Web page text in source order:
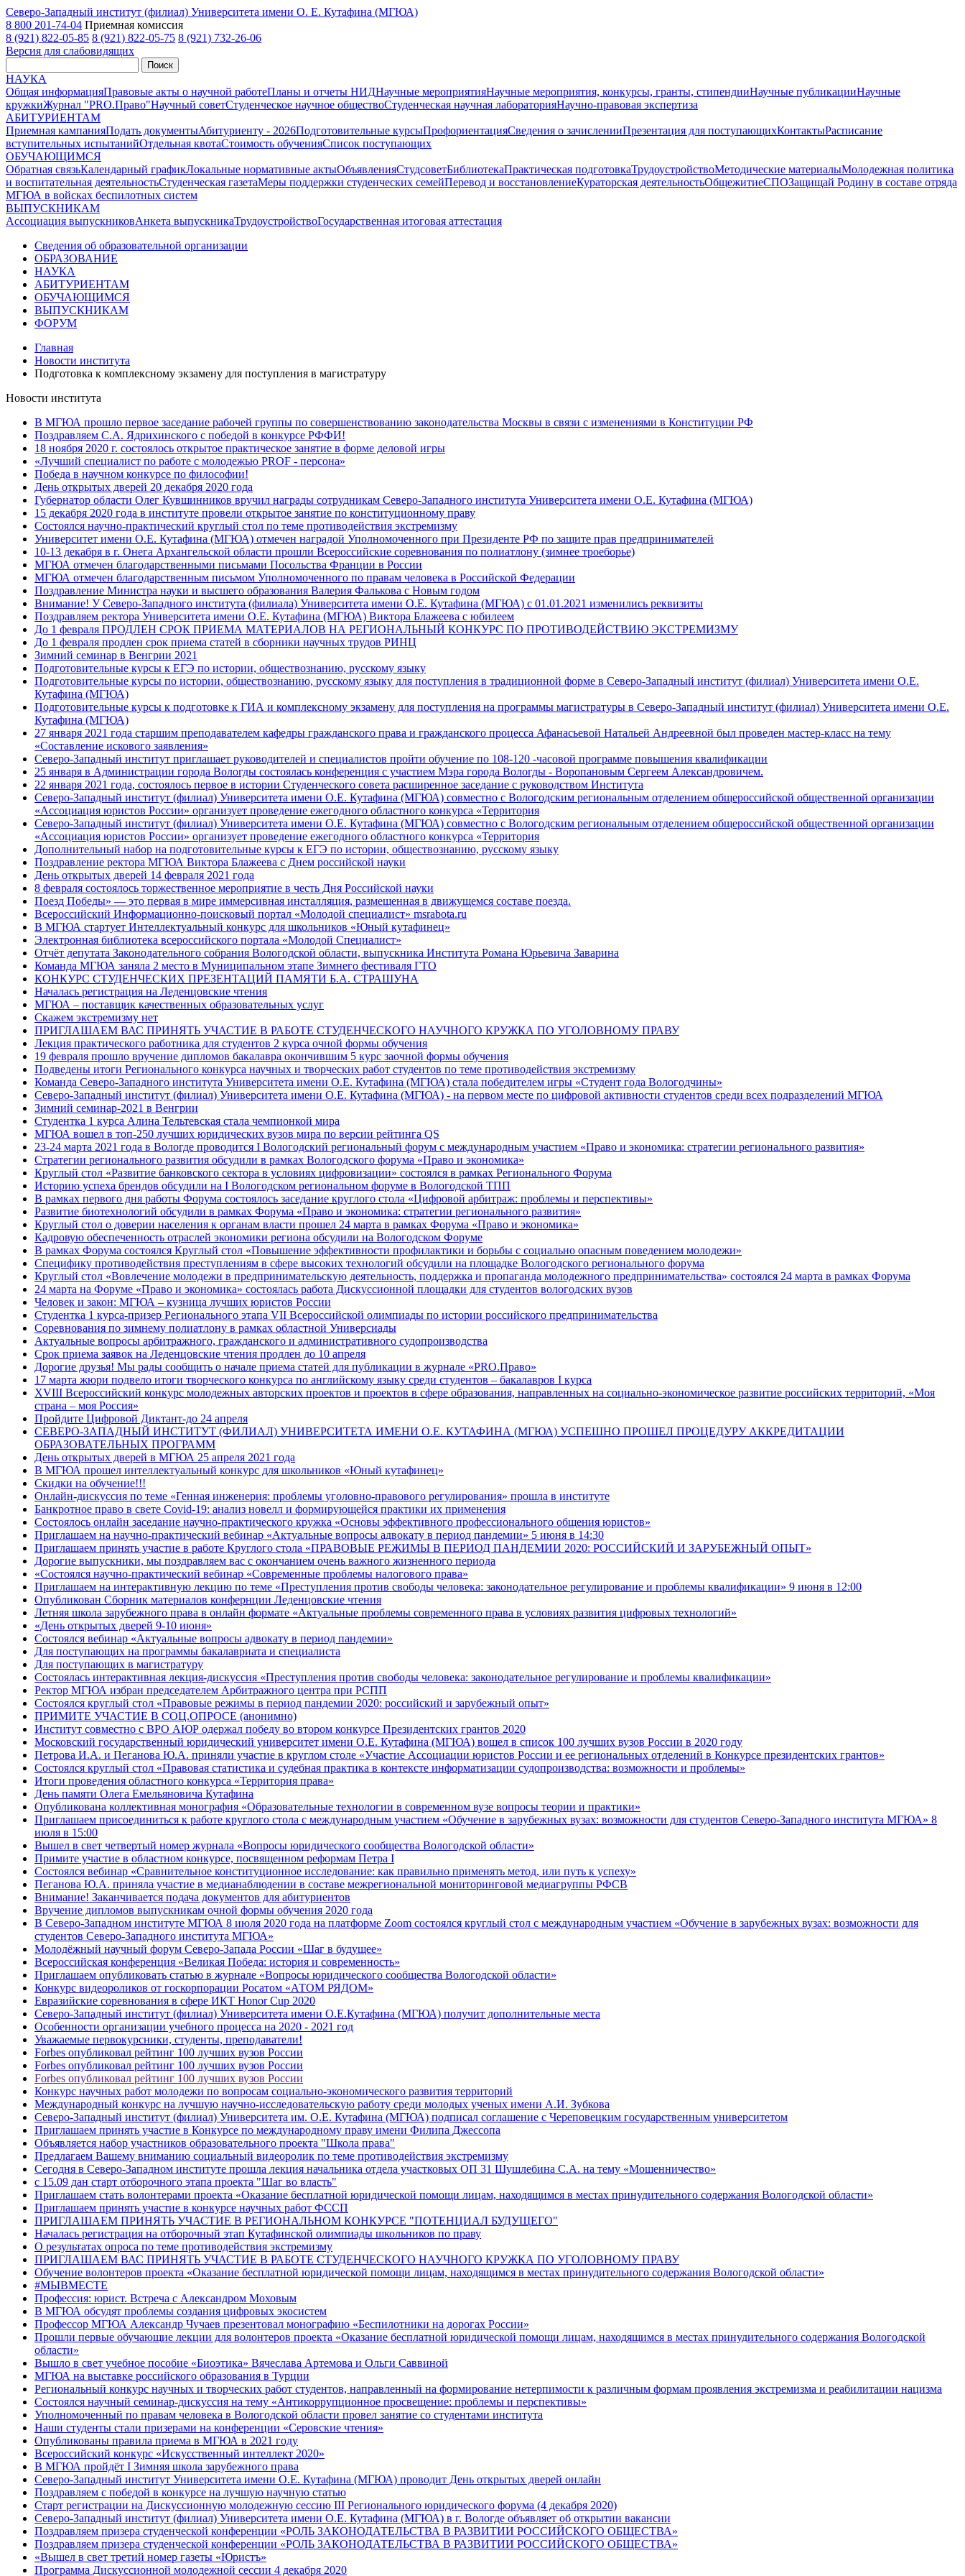
Северо-Западный институт (филиал) Университета имени О. Е. Кутафина (МГЮА)
8 800 201-74-04 Приемная комиссия
8 (921) 822-05-85 8 (921) 822-05-75 8 (921) 732-26-06
Версия для слабовидящих
Поиск
НАУКА
Общая информацияПравовые акты о научной работеПланы и отчеты НИДНаучные мероприятияНаучные мероприятия, конкурсы, гранты, стипендииНаучные публикацииНаучные
кружкиЖурнал "PRO.Право"Научный советСтуденческое научное обществоСтуденческая научная лабораторияНаучно-правовая экспертиза
АБИТУРИЕНТАМ
Приемная кампанияПодать документыАбитуриенту - 2026Подготовительные курсыПрофориентацияСведения о зачисленииПрезентация для поступающихКонтактыРасписание
вступительных испытанийОтдельная квотаСтоимость обученияCписок поступающих
ОБУЧАЮЩИМСЯ
Обратная связьКалендарный графикЛокальные нормативные актыОбъявленияСтудсоветБиблиотекаПрактическая подготовкаТрудоустройствоМетодические материалыМолодежная политика
и воспитательная деятельностьСтуденческая газетаМеры поддержки студенческих семейПеревод и восстановлениеКураторская деятельностьОбщежитиеСПОЗащищай Родину в составе отряда
МГЮА в войсках беспилотных систем
ВЫПУСКНИКАМ
Ассоциация выпускниковАнкета выпускникаТрудоустройствоГосударственная итоговая аттестация
Сведения об образовательной организации
ОБРАЗОВАНИЕ
НАУКА
АБИТУРИЕНТАМ
ОБУЧАЮЩИМСЯ
ВЫПУСКНИКАМ
ФОРУМ
Главная
Новости института
Подготовка к комплексному экзамену для поступления в магистратуру
Новости института
В МГЮА прошло первое заседание рабочей группы по совершенствованию законодательства Москвы в связи с изменениями в Конституции РФ
Поздравляем С.А. Ядрихинского с победой в конкурсе РФФИ!
18 ноября 2020 г. состоялось открытое практическое занятие в форме деловой игры
«Лучший специалист по работе с молодежью PROF - персона»
Победа в научном конкурсе по философии!
День открытых дверей 20 декабря 2020 года
Губернатор области Олег Кувшинников вручил награды сотрудникам Северо-Западного института Университета имени О.Е. Кутафина (МГЮА)
15 декабря 2020 года в институте провели открытое занятие по конституционному праву
Состоялся научно-практический круглый стол по теме противодействия экстремизму
Университет имени О.Е. Кутафина (МГЮА) отмечен наградой Уполномоченного при Президенте РФ по защите прав предпринимателей
10-13 декабря в г. Онега Архангельской области прошли Всероссийские соревнования по полиатлону (зимнее троеборье)
МГЮА отмечен благодарственными письмами Посольства Франции в России
МГЮА отмечен благодарственным письмом Уполномоченного по правам человека в Российской Федерации
Поздравление Министра науки и высшего образования Валерия Фалькова с Новым годом
Внимание! У Северо-Западного института (филиала) Университета имени О.Е. Кутафина (МГЮА) с 01.01.2021 изменились реквизиты
Поздравляем ректора Университета имени О.Е. Кутафина (МГЮА) Виктора Блажеева с юбилеем
До 1 февраля ПРОДЛЕН СРОК ПРИЕМА МАТЕРИАЛОВ НА РЕГИОНАЛЬНЫЙ КОНКУРС ПО ПРОТИВОДЕЙСТВИЮ ЭКСТРЕМИЗМУ
До 1 февраля продлен срок приема статей в сборники научных трудов РИНЦ
Зимний семинар в Венгрии 2021
Подготовительные курсы к ЕГЭ по истории, обществознанию, русскому языку
Подготовительные курсы по истории, обществознанию, русскому языку для поступления в традиционной форме в Северо-Западный институт (филиал) Университета имени О.Е.
Кутафина (МГЮА)
Подготовительные курсы к подготовке к ГИА и комплексному экзамену для поступления на программы магистратуры в Северо-Западный институт (филиал) Университета имени О.Е.
Кутафина (МГЮА)
27 января 2021 года старшим преподавателем кафедры гражданского права и гражданского процесса Афанасьевой Натальей Андреевной был проведен мастер-класс на тему
«Составление искового заявления»
Северо-Западный институт приглашает руководителей и специалистов пройти обучение по 108-120 -часовой программе повышения квалификации
25 января в Администрации города Вологды состоялась конференция с участием Мэра города Вологды - Воропановым Сергеем Александровичем.
22 января 2021 года, состоялось первое в истории Студенческого совета расширенное заседание с руководством Института
Северо-Западный институт (филиал) Университета имени О.Е. Кутафина (МГЮА) совместно с Вологодским региональным отделением общероссийской общественной организации
«Ассоциация юристов России» организует проведение ежегодного областного конкурса «Территория
Северо-Западный институт (филиал) Университета имени О.Е. Кутафина (МГЮА) совместно с Вологодским региональным отделением общероссийской общественной организации
«Ассоциация юристов России» организует проведение ежегодного областного конкурса «Территория
Дополнительный набор на подготовительные курсы к ЕГЭ по истории, обществознанию, русскому языку
Поздравление ректора МГЮА Виктора Блажеева с Днем российской науки
День открытых дверей 14 февраля 2021 года
8 февраля состоялось торжественное мероприятие в честь Дня Российской науки
Поезд Победы» — это первая в мире иммерсивная инсталляция, размещенная в движущемся составе поезда.
Всероссийский Информационно-поисковый портал «Молодой специалист» msrabota.ru
В МГЮА стартует Интеллектуальный конкурс для школьников «Юный кутафинец»
Электронная библиотека всероссийского портала «Молодой Специалист»
Отчёт депутата Законодательного собрания Вологодской области, выпускника Института Романа Юрьевича Заварина
Команда МГЮА заняла 2 место в Муниципальном этапе Зимнего фестиваля ГТО
КОНКУРС СТУДЕНЧЕСКИХ ПРЕЗЕНТАЦИЙ ПАМЯТИ Б.А. СТРАШУНА
Началась регистрация на Леденцовские чтения
МГЮА – поставщик качественных образовательных услуг
Скажем экстремизму нет
ПРИГЛАШАЕМ ВАС ПРИНЯТЬ УЧАСТИЕ В РАБОТЕ СТУДЕНЧЕСКОГО НАУЧНОГО КРУЖКА ПО УГОЛОВНОМУ ПРАВУ
Лекция практического работника для студентов 2 курса очной формы обучения
19 февраля прошло вручение дипломов бакалавра окончившим 5 курс заочной формы обучения
Подведены итоги Регионального конкурса научных и творческих работ студентов по теме противодействия экстремизму
Команда Северо-Западного института Университета имени О.Е. Кутафина (МГЮА) стала победителем игры «Студент года Вологодчины»
Северо-Западный институт (филиал) Университета имени О.Е. Кутафина (МГЮА) - на первом месте по цифровой активности студентов среди всех подразделений МГЮА
Зимний семинар-2021 в Венгрии
Студентка 1 курса Алина Тельтевская стала чемпионкой мира
МГЮА вошел в топ-250 лучших юридических вузов мира по версии рейтинга QS
23-24 марта 2021 года в Вологде проводится I Вологодский региональный форум с международным участием «Право и экономика: стратегии регионального развития»
Стратегии регионального развития обсудили в рамках Вологодского форума «Право и экономика»
Круглый стол «Развитие банковского сектора в условиях цифровизации» состоялся в рамках Регионального Форума
Историю успеха брендов обсудили на I Вологодском региональном форуме в Вологодской ТПП
В рамках первого дня работы Форума состоялось заседание круглого стола «Цифровой арбитраж: проблемы и перспективы»
Развитие биотехнологий обсудили в рамках Форума «Право и экономика: стратегии регионального развития»
Круглый стол о доверии населения к органам власти прошел 24 марта в рамках Форума «Право и экономика»
Кадровую обеспеченность отраслей экономики региона обсудили на Вологодском Форуме
В рамках Форума состоялся Круглый стол «Повышение эффективности профилактики и борьбы с социально опасным поведением молодежи»
Специфику противодействия преступлениям в сфере высоких технологий обсудили на площадке Вологодского регионального форума
Круглый стол «Вовлечение молодежи в предпринимательскую деятельность, поддержка и пропаганда молодежного предпринимательства» состоялся 24 марта в рамках Форума
24 марта на Форуме «Право и экономика» состоялась работа Дискуссионной площадки для студентов вологодских вузов
Человек и закон: МГЮА – кузница лучших юристов России
Студентка 1 курса-призер Регионального этапа VII Всероссийской олимпиады по истории российского предпринимательства
Соревнования по зимнему полиатлону в рамках областной Универсиады
Актуальные вопросы арбитражного, гражданского и административного судопроизводства
Срок приема заявок на Леденцовские чтения продлен до 10 апреля
Дорогие друзья! Мы рады сообщить о начале приема статей для публикации в журнале «PRO.Право»
17 марта жюри подвело итоги творческого конкурса по английскому языку среди студентов – бакалавров I курса
XVIII Всероссийский конкурс молодежных авторских проектов и проектов в сфере образования, направленных на социально-экономическое развитие российских территорий, «Моя
страна – моя Россия»
Пройдите Цифровой Диктант-до 24 апреля
СЕВЕРО-ЗАПАДНЫЙ ИНСТИТУТ (ФИЛИАЛ) УНИВЕРСИТЕТА ИМЕНИ О.Е. КУТАФИНА (МГЮА) УСПЕШНО ПРОШЕЛ ПРОЦЕДУРУ АККРЕДИТАЦИИ
ОБРАЗОВАТЕЛЬНЫХ ПРОГРАММ
День открытых дверей в МГЮА 25 апреля 2021 года
В МГЮА прошел интеллектуальный конкурс для школьников «Юный кутафинец»
Скидки на обучение!!!
Онлайн-дискуссия по теме «Генная инженерия: проблемы уголовно-правового регулирования» прошла в институте
Банкротное право в свете Covid-19: анализ новелл и формирующейся практики их применения
Состоялось онлайн заседание научно-практического кружка «Основы эффективного профессионального общения юристов»
Приглашаем на научно-практический вебинар «Актуальные вопросы адвокату в период пандемии» 5 июня в 14:30
Приглашаем принять участие в работе Круглого стола «ПРАВОВЫЕ РЕЖИМЫ В ПЕРИОД ПАНДЕМИИ 2020: РОССИЙСКИЙ И ЗАРУБЕЖНЫЙ ОПЫТ»
Дорогие выпускники, мы поздравляем вас с окончанием очень важного жизненного периода
«Состоялся научно-практический вебинар «Современные проблемы налогового права»
Приглашаем на интерактивную лекцию по теме «Преступления против свободы человека: законодательное регулирование и проблемы квалификации» 9 июня в 12:00
Опубликован Сборник материалов конфернции Леденцовские чтения
Летняя школа зарубежного права в онлайн формате «Актуальные проблемы современного права в условиях развития цифровых технологий»
«День открытых дверей 9-10 июня»
Состоялся вебинар «Актуальные вопросы адвокату в период пандемии»
Для поступающих на программы бакалавриата и специалиста
Для поступающих в магистратуру
Состоялась интерактивная лекция-дискуссия «Преступления против свободы человека: законодательное регулирование и проблемы квалификации»
Ректор МГЮА избран председателем Арбитражного центра при РСПП
Состоялся круглый стол «Правовые режимы в период пандемии 2020: российский и зарубежный опыт»
ПРИМИТЕ УЧАСТИЕ В СОЦ.ОПРОСЕ (анонимно)
Институт совместно с ВРО АЮР одержал победу во втором конкурсе Президентских грантов 2020
Московский государственный юридический университет имени О.Е. Кутафина (МГЮА) вошел в список 100 лучших вузов России в 2020 году
Петрова И.А. и Пеганова Ю.А. приняли участие в круглом столе «Участие Ассоциации юристов России и ее региональных отделений в Конкурсе президентских грантов»
Состоялся круглый стол «Правовая статистика и судебная практика в контексте информатизации судопроизводства: возможности и проблемы»
Итоги проведения областного конкурса «Территория права»
День памяти Олега Емельяновича Кутафина
Опубликована коллективная монография «Образовательные технологии в современном вузе вопросы теории и практики»
Приглашаем присоединиться к работе круглого стола с международным участием «Обучение в зарубежных вузах: возможности для студентов Северо-Западного института МГЮА» 8
июля в 15:00
Вышел в свет четвертый номер журнала «Вопросы юридического сообщества Вологодской области»
Примите участие в областном конкурсе, посвященном реформам Петра I
Состоялся вебинар «Сравнительное конституционное исследование: как правильно применять метод, или путь к успеху»
Пеганова Ю.А. приняла участие в медианаблюдении в составе межрегиональной мониторинговой медиагруппы РФСВ
Внимание! Заканчивается подача документов для абитуриентов
Вручение дипломов выпускникам очной формы обучения 2020 года
В Северо-Западном институте МГЮА 8 июля 2020 года на платформе Zoom состоялся круглый стол с международным участием «Обучение в зарубежных вузах: возможности для
студентов Северо-Западного института МГЮА»
Молодёжный научный форум Северо-Запада России «Шаг в будущее»
Всероссийская конференция «Великая Победа: история и современность»
Приглашаем опубликовать статью в журнале «Вопросы юридического сообщества Вологодской области»
Конкурс видеороликов от госкорпорации Росатом «АТОМ РЯДОМ»
Евразийские соревнования в сфере ИКТ Honor Cup 2020
Северо-Западный институт (филиал) Университета имени О.Е.Кутафина (МГЮА) получит дополнительные места
Особенности организации учебного процесса на 2020 - 2021 год
Уважаемые первокурсники, студенты, преподаватели!
Forbes опубликовал рейтинг 100 лучших вузов России
Forbes опубликовал рейтинг 100 лучших вузов России
Forbes опубликовал рейтинг 100 лучших вузов России
Конкурс научных работ молодежи по вопросам социально-экономического развития территорий
Международный конкурс на лучшую научно-исследовательскую работу среди молодых ученых имени А.И. Зубкова
Северо-Западный институт (филиал) Университета им. О.Е. Кутафина (МГЮА) подписал соглашение с Череповецким государственным университетом
Приглашаем принять участие в Конкурсе по международному праву имени Филипа Джессопа
Объявляется набор участников образовательного проекта "Школа права"
Предлагаем Вашему вниманию социальный видеоролик по теме противодействия экстремизму
Сегодня в Северо-Западном институте прошла лекция начальника отдела участковых ОП 31 Шушлебина С.А. на тему «Мошенничество»
с 15.09 дан старт отборочного этапа проекта "Шаг во власть"
Приглашаем стать волонтерами проекта «Оказание бесплатной юридической помощи лицам, находящимся в местах принудительного содержания Вологодской области»
Приглашаем принять участие в конкурсе научных работ ФССП
ПРИГЛАШАЕМ ПРИНЯТЬ УЧАСТИЕ В РЕГИОНАЛЬНОМ КОНКУРСЕ "ПОТЕНЦИАЛ БУДУЩЕГО"
Началась регистрация на отборочный этап Кутафинской олимпиады школьников по праву
О результатах опроса по теме противодействия экстремизму
ПРИГЛАШАЕМ ВАС ПРИНЯТЬ УЧАСТИЕ В РАБОТЕ СТУДЕНЧЕСКОГО НАУЧНОГО КРУЖКА ПО УГОЛОВНОМУ ПРАВУ
Обучение волонтеров проекта «Оказание бесплатной юридической помощи лицам, находящимся в местах принудительного содержания Вологодской области»
#МЫВМЕСТЕ
Профессия: юрист. Встреча с Александром Моховым
В МГЮА обсудят проблемы создания цифровых экосистем
Профессор МГЮА Александр Чучаев презентовал монографию «Беспилотники на дорогах России»
Прошли первые обучающие лекции для волонтеров проекта «Оказание бесплатной юридической помощи лицам, находящимся в местах принудительного содержания Вологодской
области»
Вышло в свет учебное пособие «Биоэтика» Вячеслава Артемова и Ольги Саввиной
МГЮА на выставке российского образования в Турции
Региональный конкурс научных и творческих работ студентов, направленный на формирование нетерпимости к различным формам проявления экстремизма и реабилитации нацизма
Состоялся научный семинар-дискуссия на тему «Антикоррупционное просвещение: проблемы и перспективы»
Уполномоченный по правам человека в Вологодской области провел занятие со студентами института
Наши студенты стали призерами на конференции «Серовские чтения»
Опубликованы правила приема в МГЮА в 2021 году
Всероссийский конкурс «Искусственный интеллект 2020»
В МГЮА пройдёт I Зимняя школа зарубежного права
Северо-Западный институт Университета имени О.Е. Кутафина (МГЮА) проводит День открытых дверей онлайн
Поздравляем с победой в конкурсе на лучшую научную статью
Старт регистрации на Дискуссионную молодежную сессию III Регионального юридического форума (4 декабря 2020)
Северо-Западный институт (филиал) Университета имени О.Е. Кутафина (МГЮА) в г. Вологде объявляет об открытии вакансии
Поздравляем призера студенческой конференции «РОЛЬ ЗАКОНОДАТЕЛЬСТВА В РАЗВИТИИ РОССИЙСКОГО ОБЩЕСТВА»
Поздравляем призера студенческой конференции «РОЛЬ ЗАКОНОДАТЕЛЬСТВА В РАЗВИТИИ РОССИЙСКОГО ОБЩЕСТВА»
«Вышел в свет третий номер газеты «Юристъ»
Программа Дискуссионной молодежной сессии 4 декабря 2020